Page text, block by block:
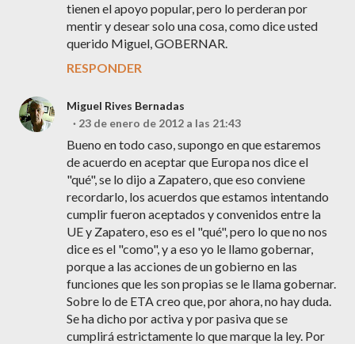
tienen el apoyo popular, pero lo perderan por
mentir y desear solo una cosa, como dice usted
querido Miguel, GOBERNAR.
RESPONDER
Miguel Rives Bernadas
23 de enero de 2012 a las 21:43
Bueno en todo caso, supongo en que estaremos
de acuerdo en aceptar que Europa nos dice el
"qué", se lo dijo a Zapatero, que eso conviene
recordarlo, los acuerdos que estamos intentando
cumplir fueron aceptados y convenidos entre la
UE y Zapatero, eso es el "qué", pero lo que no nos
dice es el "como", y a eso yo le llamo gobernar,
porque a las acciones de un gobierno en las
funciones que les son propias se le llama gobernar.
Sobre lo de ETA creo que, por ahora, no hay duda.
Se ha dicho por activa y por pasiva que se
cumplirá estrictamente lo que marque la ley. Por